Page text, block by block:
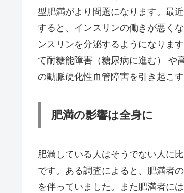
型肥満がより問題になります。最
すると、インスリンの働きが悪く
ンスリンを分泌するようになりま
て耐糖能障害（糖尿病に進む） や
の動脈硬化性血管障害を引き起こす
肥満の影響は全身に
肥満している人はそうでない人に
です。ある調査によると、肥満者
を伴っていました。また肥満者に